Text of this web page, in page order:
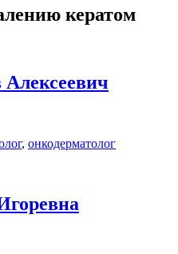
кератом
Алексеевич
, онкодерматолог